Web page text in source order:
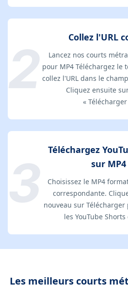
Collez l'URL
Lancez nos courts
pour MP4 Téléchargez le
collez l'URL dans le
Cliquez ensuite
« Télécharger
Téléchargez
sur MP4
Choisissez le MP4
correspondante.
nouveau sur
les YouTube Shorts
Les meilleurs courts